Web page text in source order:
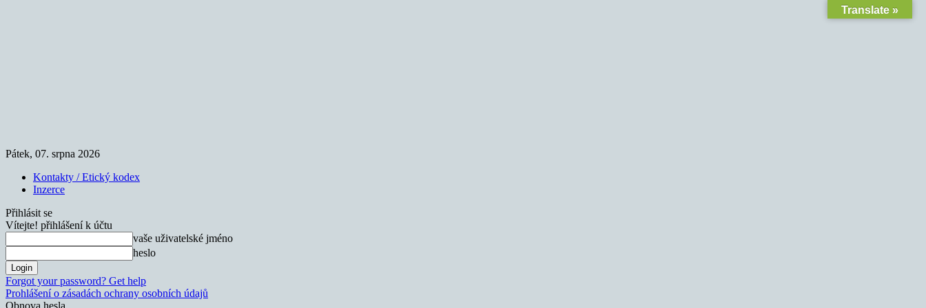
Pátek, 07. srpna 2026
Kontakty / Etický kodex
Inzerce
Přihlásit se
Vítejte! přihlášení k účtu
vaše uživatelské jméno
heslo
Forgot your password? Get help
Prohlášení o zásadách ochrany osobních údajů
Obnova hesla
Translate »